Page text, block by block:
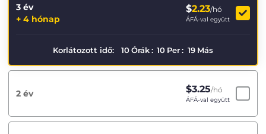
3 év
+ 4 hónap
$2.23/hó
ÁFÁ-val együtt
Korlátozott idő: 10Órák: 10 Per: 19 Más
2 év $3.25/hó
ÁFÁ-val együtt